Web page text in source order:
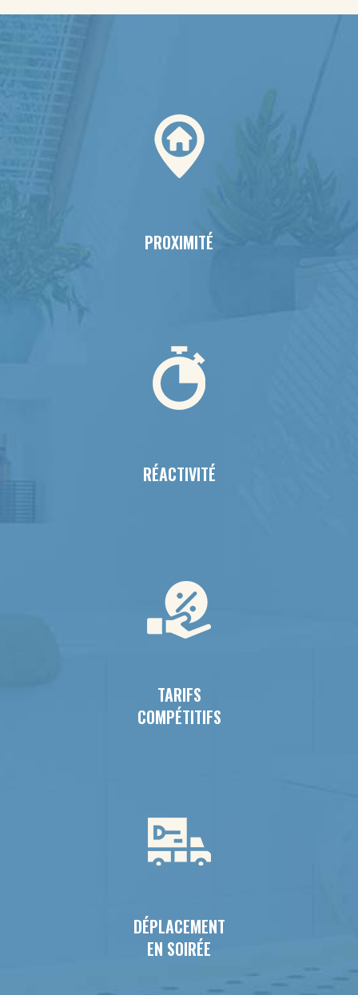
PROXIMITÉ
RÉACTIVITÉ
TARIFS
COMPÉTITIFS
DÉPLACEMENT
EN SOIRÉE